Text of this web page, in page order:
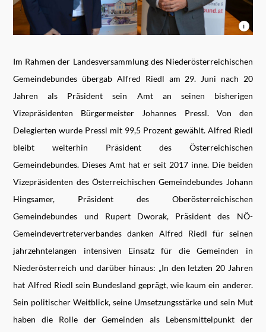
i
Im Rahmen der Landesversammlung des Niederösterreichischen
Gemeindebundes übergab Alfred Riedl am 29. Juni nach 20
Jahren als Präsident sein Amt an seinen bisherigen
Vizepräsidenten Bürgermeister Johannes Pressl. Von den
Delegierten wurde Pressl mit 99,5 Prozent gewählt. Alfred Riedl
bleibt weiterhin Präsident des Österreichischen
Gemeindebundes. Dieses Amt hat er seit 2017 inne. Die beiden
Vizepräsidenten des Österreichischen Gemeindebundes Johann
Hingsamer, Präsident des Oberösterreichischen
Gemeindebundes und Rupert Dworak, Präsident des NÖ-
Gemeindevertreterverbandes danken Alfred Riedl für seinen
jahrzehntelangen intensiven Einsatz für die Gemeinden in
Niederösterreich und darüber hinaus: „In den letzten 20 Jahren
hat Alfred Riedl sein Bundesland geprägt, wie kaum ein anderer.
Sein politischer Weitblick, seine Umsetzungsstärke und sein Mut
haben die Rolle der Gemeinden als Lebensmittelpunkt der